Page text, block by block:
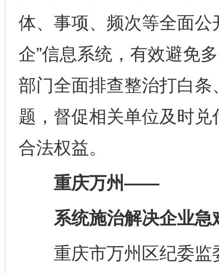
体、事项、频次等全面公
企”信息系统，有效避免
部门全面排查整治打白
题，督促相关单位及时
合法权益。
重庆万州——
系统施治解决企业急
重庆市万州区纪委监